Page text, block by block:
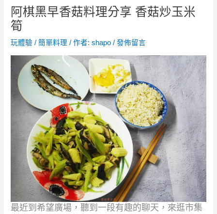
阿棋黑早香菇料理分享 香菇炒玉米
筍
玩體驗 /簡單料理 / 作者:shapo/發佈留言
最近到希望廣場，聽到一段有趣的聊天，來逛市集